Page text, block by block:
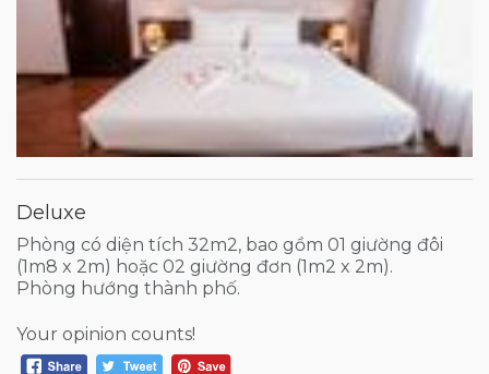
Deluxe
Phòng có diện tích 32m2, bao gồm 01 giường đôi
(1m8 x 2m) hoặc 02 giường đơn (1m2 x 2m).
Phòng hướng thành phố.
Your opinion counts!